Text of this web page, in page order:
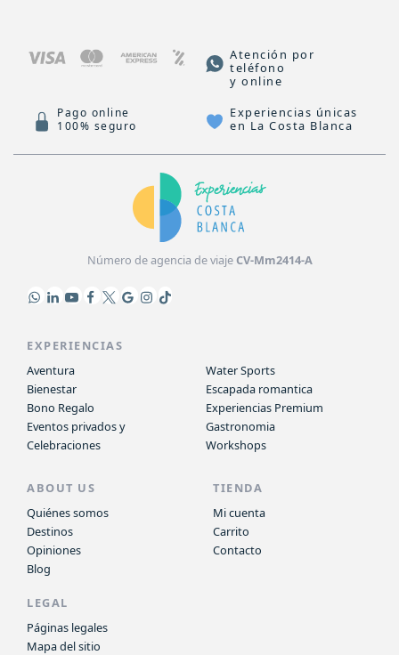
Atención por
teléfono
y online
Pago online
100% seguro
Experiencias únicas
en La Costa Blanca
Número de agencia de viajeCV-Mm2414-A
EXPERIENCIAS
Aventura
Bienestar
Bono Regalo
Eventos privados y
Celebraciones
Water Sports
Escapada romantica
Experiencias Premium
Gastronomia
Workshops
ABOUT US
Quiénes somos
Destinos
Opiniones
Blog
TIENDA
Mi cuenta
Carrito
Contacto
LEGAL
Páginas legales
Mapa del sitio